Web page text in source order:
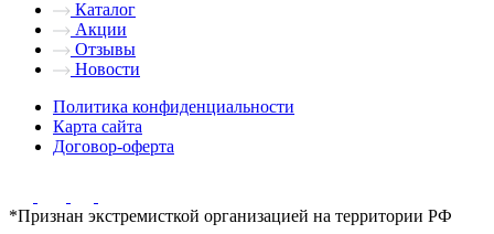
Каталог
Акции
Отзывы
Новости
Политика конфиденциальности
Карта сайта
Договор-оферта
*Признан экстремисткой организацией на территории РФ